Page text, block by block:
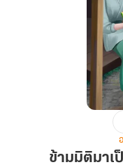
มา
ข้ามมิติมาเ